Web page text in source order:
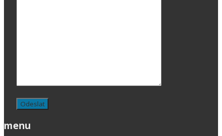
menu